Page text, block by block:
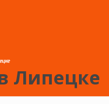
Липецке